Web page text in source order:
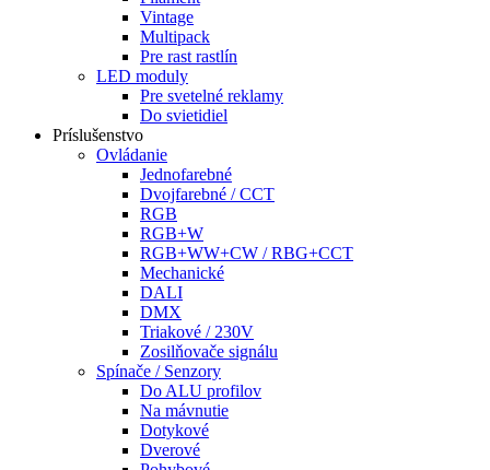
Vintage
Multipack
Pre rast rastlín
LED moduly
Pre svetelné reklamy
Do svietidiel
Príslušenstvo
Ovládanie
Jednofarebné
Dvojfarebné / CCT
RGB
RGB+W
RGB+WW+CW / RBG+CCT
Mechanické
DALI
DMX
Triakové / 230V
Zosilňovače signálu
Spínače / Senzory
Do ALU profilov
Na mávnutie
Dotykové
Dverové